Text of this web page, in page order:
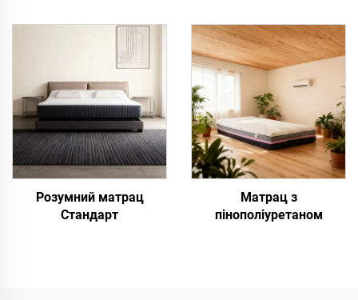
Розумний матрац
Стандарт
Матрац з
пінополіуретаном